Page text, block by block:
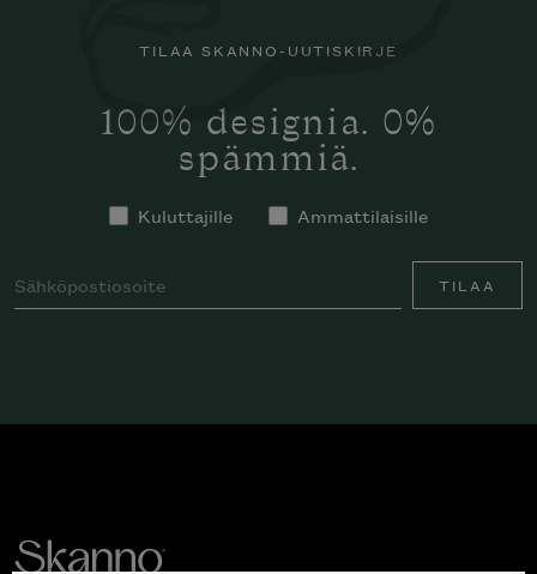
TILAA SKANNO-UUTISKIRJE
100% designia. 0%
spämmiä.
Kuluttajille Ammattilaisille
TILAA